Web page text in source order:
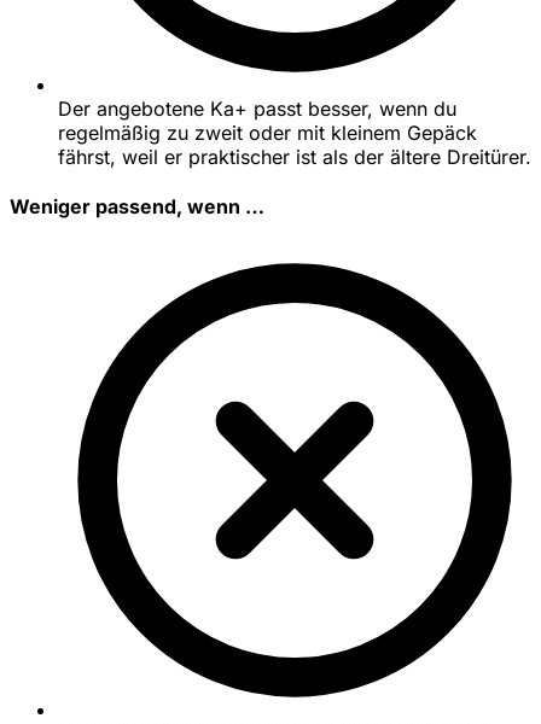
Der angebotene Ka+ passt besser, wenn du
regelmäßig zu zweit oder mit kleinem Gepäck
fährst, weil er praktischer ist als der ältere Dreitürer.
Weniger passend, wenn …